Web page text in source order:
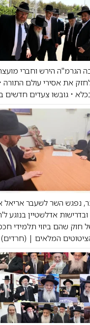
הגרמ"ה הירש וחברי
10 לחזק את אסירי עולם
• גובשו צעדים חדשים
נפגש השר לשעבר אריאל
אדלשטיין בנוגע
חוק שהם ביזוי תלמידי
המלאים | (חרדים)